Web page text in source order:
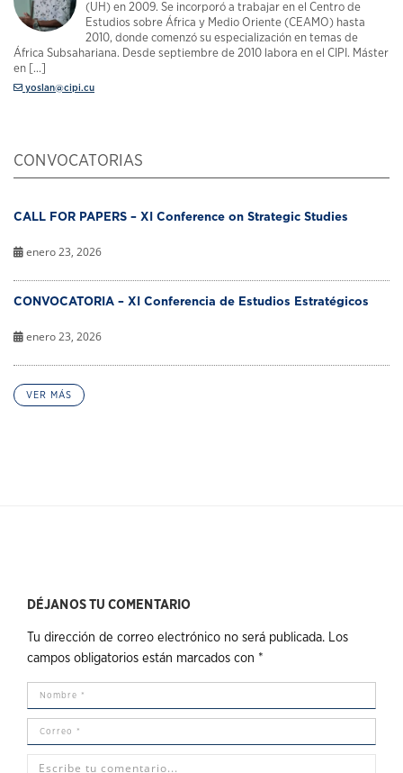
(UH) en 2009. Se incorporó a trabajar en el Centro de
Estudios sobre África y Medio Oriente (CEAMO) hasta
2010, donde comenzó su especialización en temas de
África Subsahariana. Desde septiembre de 2010 labora en el CIPI. Máster
en [...]
yoslan@cipi.cu
CONVOCATORIAS
CALL FOR PAPERS – XI Conference on Strategic Studies
enero 23, 2026
CONVOCATORIA – XI Conferencia de Estudios Estratégicos
enero 23, 2026
VER MÁS
DÉJANOS TU COMENTARIO
Tu dirección de correo electrónico no será publicada. Los
campos obligatorios están marcados con *